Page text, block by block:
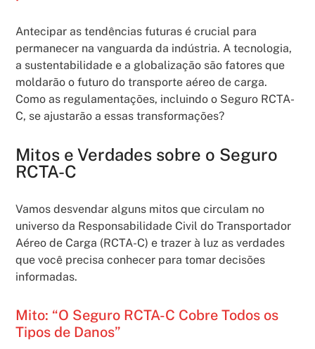
Antecipar as tendências futuras é crucial para
permanecer na vanguarda da indústria. A tecnologia,
a sustentabilidade e a globalização são fatores que
moldarão o futuro do transporte aéreo de carga.
Como as regulamentações, incluindo o Seguro RCTA-
C, se ajustarão a essas transformações?
Mitos e Verdades sobre o Seguro
RCTA-C
Vamos desvendar alguns mitos que circulam no
universo da Responsabilidade Civil do Transportador
Aéreo de Carga (RCTA-C) e trazer à luz as verdades
que você precisa conhecer para tomar decisões
informadas.
Mito: “O Seguro RCTA-C Cobre Todos os
Tipos de Danos”